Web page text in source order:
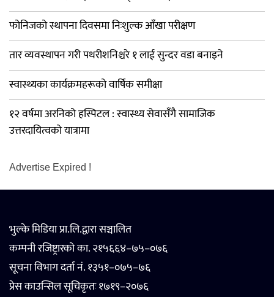
फोनिजको स्थापना दिवसमा निःशुल्क आँखा परीक्षण
तार व्यवस्थापन गरी पथरीशनिश्चरे १ लाई सुन्दर वडा बनाइने
स्वास्थ्यका कार्यक्रमहरूको वार्षिक समीक्षा
१२ वर्षमा अरनिको हस्पिटल : स्वास्थ्य सेवासँगै सामाजिक
उत्तरदायित्वको यात्रामा
Advertise Expired !
भुल्के मिडिया प्रा.लि.द्वारा सञ्चालित
कम्पनी रजिष्ट्रारको का. २१५६६४–७५–०७६
सूचना विभाग दर्ता नं. १३५१–०७५–७६
प्रेस काउन्सिल सूचिकृतः १७१९–२०७६